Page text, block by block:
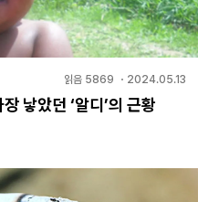
읽음 5869 ・ 2024.05.13
낳았던 ‘알디’의 근황